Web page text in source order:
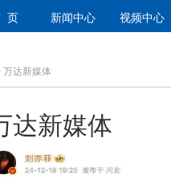
页 新闻中心 视频中心
万达新媒体
达新媒体